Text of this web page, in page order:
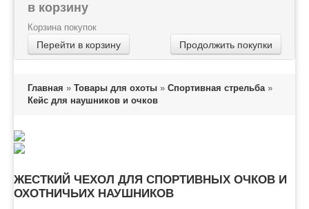
в корзину
Корзина покупок
Перейти в корзину Продолжить покупки
Главная » Товары для охоты » Спортивная стрельба»
Кейс для наушников и очков
ЖЕСТКИЙ ЧЕХОЛ ДЛЯ СПОРТИВНЫХ ОЧКОВ И
ОХОТНИЧЬИХ НАУШНИКОВ